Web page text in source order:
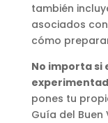
también
asociados
cómo
No importa si
pones tu
Guía del